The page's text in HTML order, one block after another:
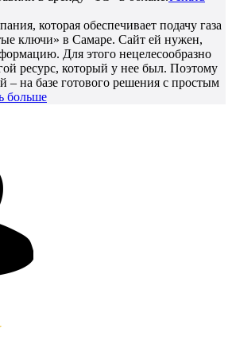
которая обеспечивает подачу газа
ключи» в Самаре. Сайт ей нужен,
Для этого нецелесообразно
ресурс, который у нее был. Поэтому
– на базе готового решения с простым
больше